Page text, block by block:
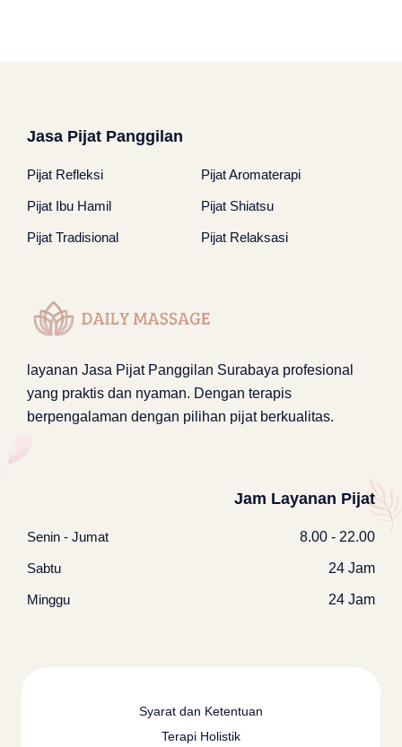
Jasa Pijat Panggilan
Pijat Refleksi Pijat Aromaterapi
Pijat Ibu Hamil Pijat Shiatsu
Pijat Tradisional Pijat Relaksasi
layanan Jasa Pijat Panggilan Surabaya profesional
yang praktis dan nyaman. Dengan terapis
berpengalaman dengan pilihan pijat berkualitas.
Jam Layanan Pijat
Senin - Jumat 8.00 - 22.00
Sabtu 24 Jam
Minggu 24 Jam
Syarat dan Ketentuan
Terapi Holistik